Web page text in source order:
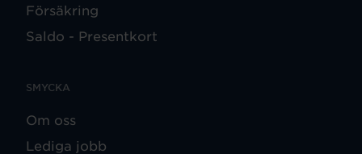
Försäkring
Saldo - Presentkort
SMYCKA
Om oss
Lediga jobb